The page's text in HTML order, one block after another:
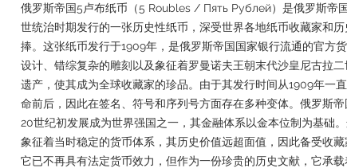
俄罗斯帝国5卢布纸币（5 Roubles / Пять Рублей）是俄罗斯帝
世统治时期发行的一张历史性纸币，深受世界各地纸币收藏家和历
捧。这张纸币发行于1909年，是俄罗斯帝国国家银行流通的官方
设计、错综复杂的雕刻以及象征着罗曼诺夫王朝末代沙皇尼古拉
遗产，使其成为全球收藏家的珍品。由于其发行时间从1909年一
命前后，因此在签名、符号和序列号方面存在多种变体。俄罗斯帝
20世纪初发展成为世界强国之一，其金融体系以金本位制为基础
象征着当时稳定的货币体系，其历史价值远超面值，因此备受收
它已不再具有法定货币效力，但作为一份珍贵的历史文献，它承